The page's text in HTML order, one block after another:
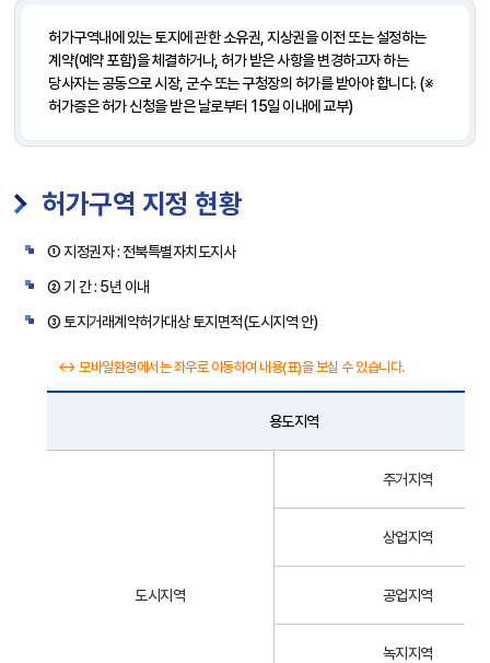
허가구역내에 있는 토지에 관한 소유권, 지상권을 이전 또는 설정하는
계약(예약 포함)을 체결하거나, 허가 받은 사항을 변경하고자 하는
당사자는 공동으로 시장, 군수 또는 구청장의 허가를 받아야 합니다. (※
허가증은 허가 신청을 받은 날로부터 15일 이내에 교부)
허가구역 지정 현황
① 지정권자 : 전북특별자치도지사
② 기 간 : 5년 이내
③ 토지거래계약허가대상 토지면적(도시지역 안)
↔ 모바일환경에서는 좌우로 이동하여 내용(표)을 보실 수 있습니다.
용도지역
도시지역
주거지역
상업지역
공업지역
녹지지역